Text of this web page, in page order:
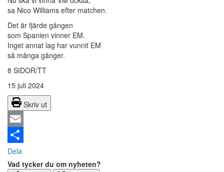
sa Nico Williams efter matchen.
Det är fjärde gången
som Spanien vinner EM.
Inget annat lag har vunnit EM
så många gånger.
8 SIDOR/TT
15 juli 2024
Skriv ut
Email
Dela
Vad tycker du om nyheten?